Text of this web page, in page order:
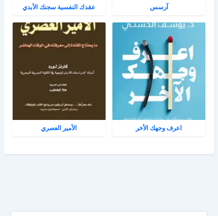
آرسس عقدك النفسية سجنك الأبدي
اعرف وجهك الأخر الأمير العصري